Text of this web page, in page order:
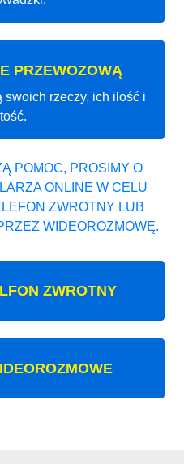
PRZEWOZOWĄ
rzeczy, ich ilość i
POMOC, PROSIMY O
ONLINE W CELU
ZWROTNY LUB
WIDEOROZMOWĘ.
ZWROTNY